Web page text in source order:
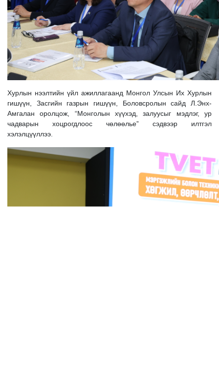
Хурлын нээлтийн үйл ажиллагаанд Монгол Улсын Их Хурлын
гишүүн, Засгийн газрын гишүүн, Боловсролын сайд Л.Энх-
Амгалан оролцож, “Монголын хүүхэд, залуусыг мэдлэг, ур
чадварын хоцрогдлоос чөлөөлье” сэдвээр илтгэл
хэлэлцүүллээ.